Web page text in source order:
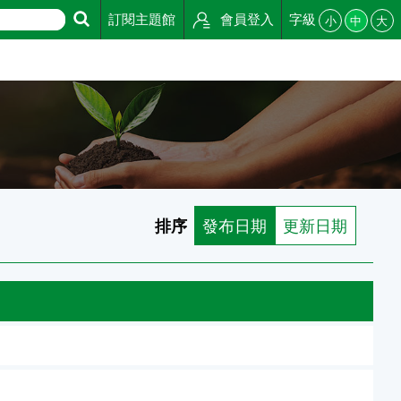
訂閱主題館 會員登入 字級 小 中 大
排序 發布日期 更新日期